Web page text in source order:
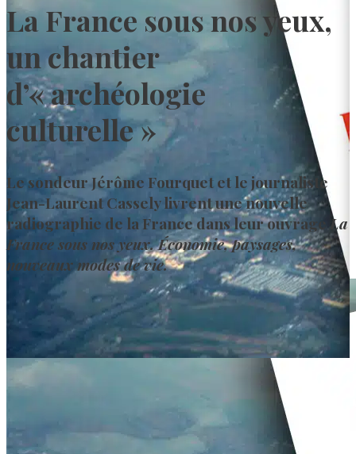
La France sous nos yeux,
un chantier
d’« archéologie
culturelle »
Le sondeur Jérôme Fourquet et le journaliste
Jean-Laurent Cassely livrent une nouvelle
radiographie de la France dans leur ouvrageLa
France sous nos yeux. Économie, paysages,
nouveaux modes de vie.